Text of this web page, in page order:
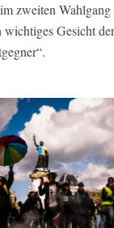
zweiten
Gesicht